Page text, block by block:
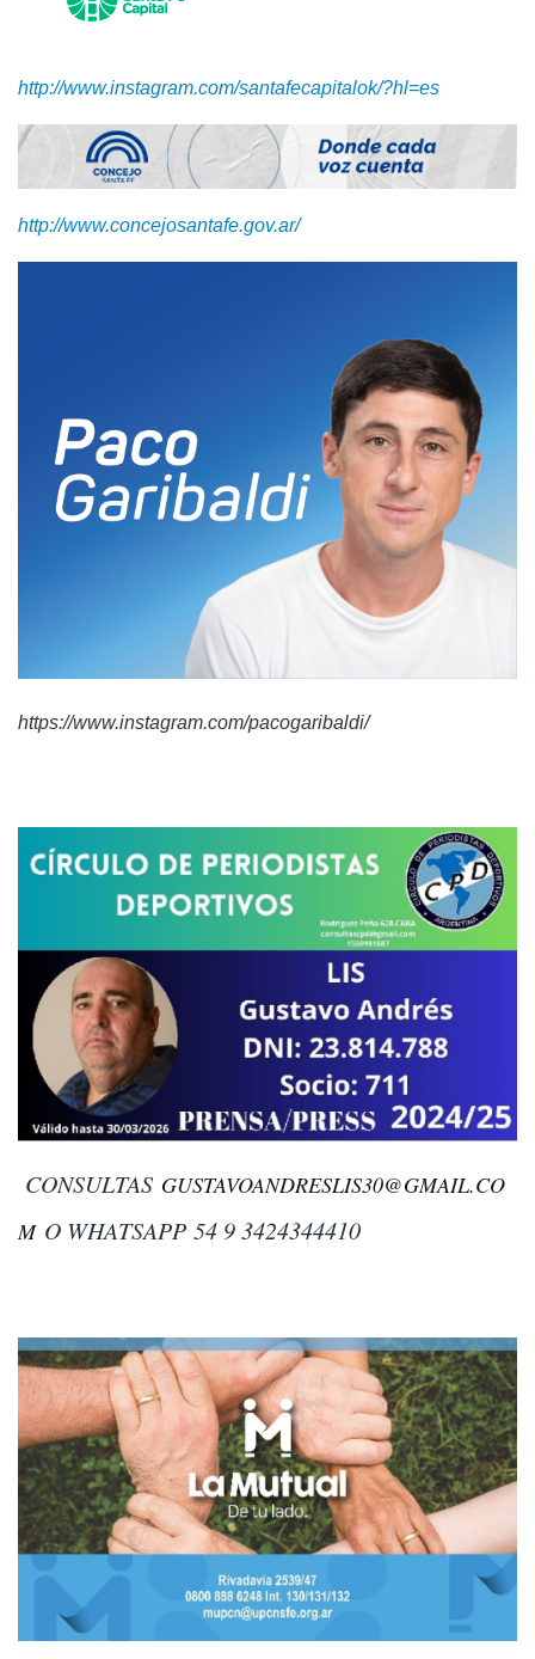
http://www.instagram.com/santafecapitalok/?hl=es
http://www.concejosantafe.gov.ar/
https://www.instagram.com/pacogaribaldi/
CONSULTAS GUSTAVOANDRESLIS30@GMAIL.CO
MO WHATSAPP 54 9 3424344410